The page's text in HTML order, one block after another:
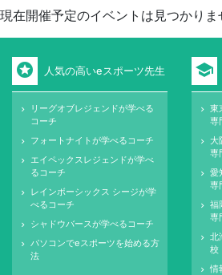
現在開催予定のイベントは見つかりま
stars 人気の高いeスポーツ先生
keyboard_arrow_right
リーグオブレジェンドが学べる
コーチ
keyboard_arrow_right フォートナイトが学べるコーチ
keyboard_arrow_right
エイペックスレジェンドが学べ
るコーチ
keyboard_arrow_right
レインボーシックス シージが学
べるコーチ
keyboard_arrow_right シャドウバースが学べるコーチ
keyboard_arrow_right
パソコンでeスポーツを始める方
法
school
keyboard_arrow_right
東
専
keyboard_arrow_right
大
専
keyboard_arrow_right
愛
専
keyboard_arrow_right
福
専
keyboard_arrow_right
北
校
keyboard_arrow_right 情